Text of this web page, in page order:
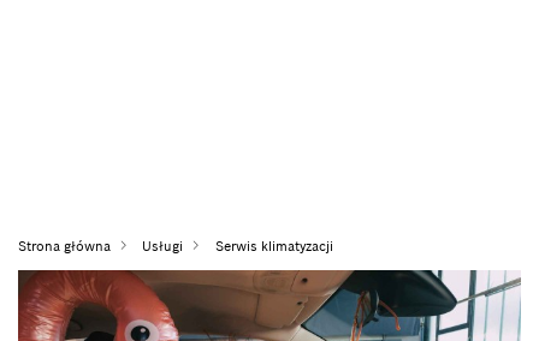
Strona główna Usługi Serwis klimatyzacji